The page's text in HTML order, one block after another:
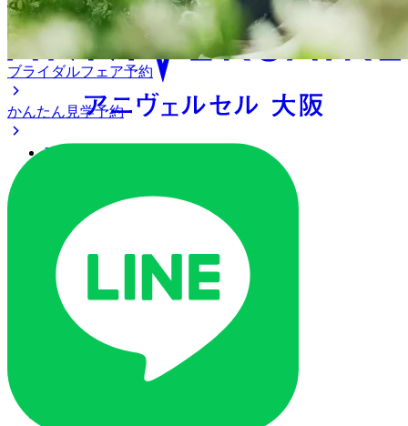
アクセス
ご列席の皆様へ
トピックス
ご予約・お問い合わせ
ブライダルフェア
ブライダルフェア一覧
ブライダルフェアの基礎知識
ブライダルフェア予約
かんたん見学予約